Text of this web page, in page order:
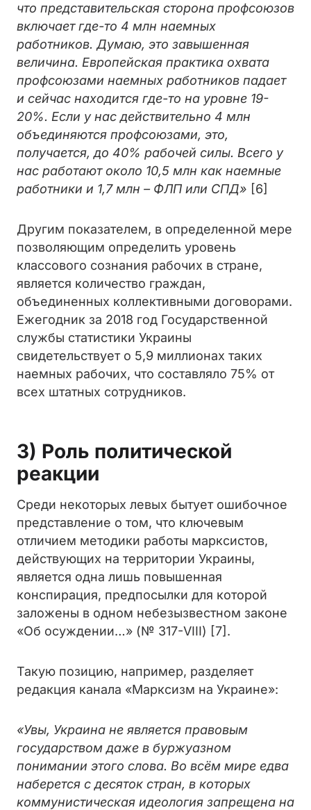
что представительская сторона профсоюзов
включает где-то 4 млн наемных
работников. Думаю, это завышенная
величина. Европейская практика охвата
профсоюзами наемных работников падает
и сейчас находится где-то на уровне 19-
20%. Если у нас действительно 4 млн
объединяются профсоюзами, это,
получается, до 40% рабочей силы. Всего у
нас работают около 10,5 млн как наемные
работники и 1,7 млн – ФЛП или СПД» [6]
Другим показателем, в определенной мере
позволяющим определить уровень
классового сознания рабочих в стране,
является количество граждан,
объединенных коллективными договорами.
Ежегодник за 2018 год Государственной
службы статистики Украины
свидетельствует о 5,9 миллионах таких
наемных рабочих, что составляло 75% от
всех штатных сотрудников.
3) Роль политической
реакции
Среди некоторых левых бытует ошибочное
представление о том, что ключевым
отличием методики работы марксистов,
действующих на территории Украины,
является одна лишь повышенная
конспирация, предпосылки для которой
заложены в одном небезызвестном законе
«Об осуждении…» (№ 317-VIII) [7].
Такую позицию, например, разделяет
редакция канала «Марксизм на Украине»:
«Увы, Украина не является правовым
государством даже в буржуазном
понимании этого слова. Во всём мире едва
наберется с десяток стран, в которых
коммунистическая идеология запрещена на